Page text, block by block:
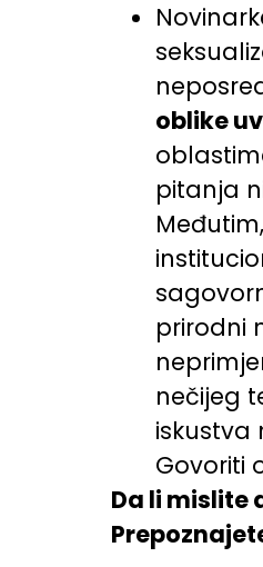
oblike
pitanja
prirodni
nečijeg
iskustva
Govoriti
Da li mislite